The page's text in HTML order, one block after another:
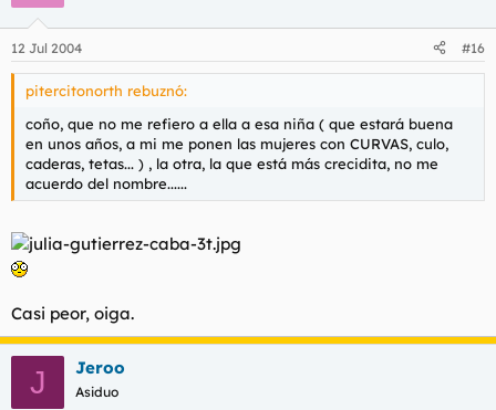
12 Jul 2004 #16
pitercitonorth rebuznó:
coño, que no me refiero a ella a esa niña ( que estará buena
en unos años, a mi me ponen las mujeres con CURVAS, culo,
caderas, tetas... ) , la otra, la que está más crecidita, no me
acuerdo del nombre......
Casi peor, oiga.
J Jeroo
Asiduo